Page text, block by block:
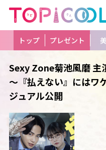
トップ プレゼント
Sexy Zone菊池風磨 主
～『払えない』にはワ
ジュアル公開